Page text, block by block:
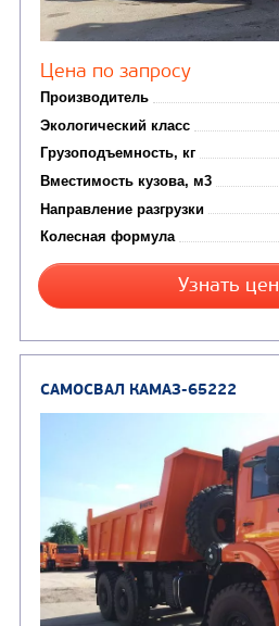
ГРУЗОВЫЕ АВТОМОБИЛИ
Самосвалы
Седельные тягачи(8)
Автофургоны (2)
Шасси(12)
АВТОБУСЫ
Вахтовые автобусы(3)